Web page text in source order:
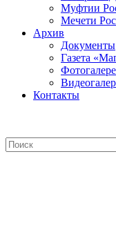
Муфтии
Мечети
Архив
Документы
Газета
Контакты